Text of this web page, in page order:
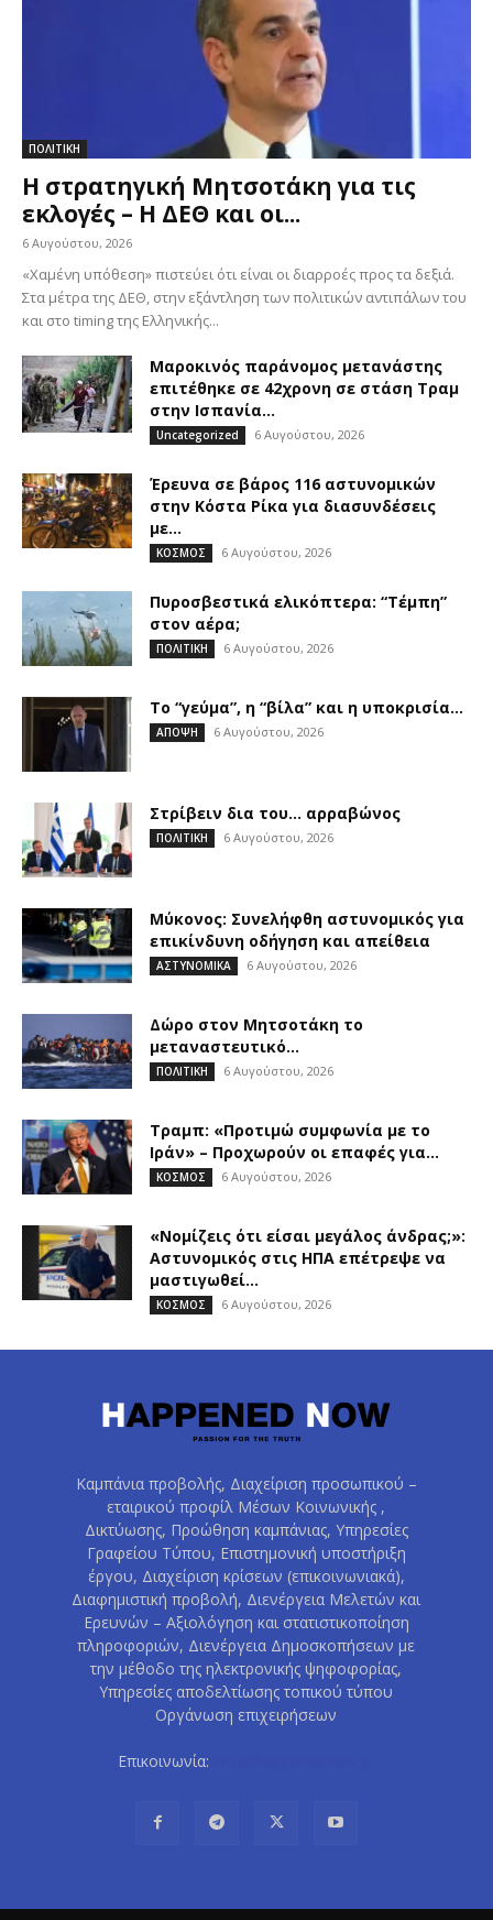
ΠΟΛΙΤΙΚΗ
Η στρατηγική Μητσοτάκη για τις
εκλογές – Η ΔΕΘ και οι...
6 Αυγούστου, 2026
«Χαμένη υπόθεση» πιστεύει ότι είναι οι διαρροές προς τα δεξιά.
Στα μέτρα της ΔΕΘ, στην εξάντληση των πολιτικών αντιπάλων του
και στο timing της Ελληνικής...
Μαροκινός παράνομος μετανάστης
επιτέθηκε σε 42χρονη σε στάση Τραμ
στην Ισπανία...
Uncategorized 6 Αυγούστου, 2026
Έρευνα σε βάρος 116 αστυνομικών
στην Κόστα Ρίκα για διασυνδέσεις
με...
ΚΟΣΜΟΣ 6 Αυγούστου, 2026
Πυροσβεστικά ελικόπτερα: “Τέμπη”
στον αέρα;
ΠΟΛΙΤΙΚΗ 6 Αυγούστου, 2026
Το “γεύμα”, η “βίλα” και η υποκρισία…
ΑΠΟΨΗ 6 Αυγούστου, 2026
Στρίβειν δια του… αρραβώνος
ΠΟΛΙΤΙΚΗ 6 Αυγούστου, 2026
Μύκονος: Συνελήφθη αστυνομικός για
επικίνδυνη οδήγηση και απείθεια
ΑΣΤΥΝΟΜΙΚΑ 6 Αυγούστου, 2026
Δώρο στον Μητσοτάκη το
μεταναστευτικό…
ΠΟΛΙΤΙΚΗ 6 Αυγούστου, 2026
Τραμπ: «Προτιμώ συμφωνία με το
Ιράν» – Προχωρούν οι επαφές για...
ΚΟΣΜΟΣ 6 Αυγούστου, 2026
«Νομίζεις ότι είσαι μεγάλος άνδρας;»:
Αστυνομικός στις ΗΠΑ επέτρεψε να
μαστιγωθεί...
ΚΟΣΜΟΣ 6 Αυγούστου, 2026
Καμπάνια προβολής, Διαχείριση προσωπικού –
εταιρικού προφίλ Μέσων Κοινωνικής ,
Δικτύωσης, Προώθηση καμπάνιας, Υπηρεσίες
Γραφείου Τύπου, Επιστημονική υποστήριξη
έργου, Διαχείριση κρίσεων (επικοινωνιακά),
Διαφημιστική προβολή, Διενέργεια Μελετών και
Ερευνών – Αξιολόγηση και στατιστικοποίηση
πληροφοριών, Διενέργεια Δημοσκοπήσεων με
την μέθοδο της ηλεκτρονικής ψηφοφορίας,
Υπηρεσίες αποδελτίωσης τοπικού τύπου
Οργάνωση επιχειρήσεων
Επικοινωνία: